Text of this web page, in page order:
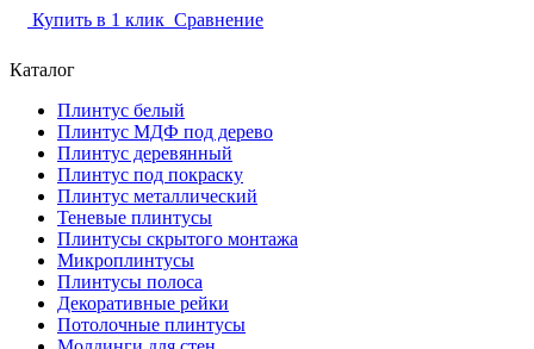
Купить в 1 клик Сравнение
Каталог
Плинтус белый
Плинтус МДФ под дерево
Плинтус деревянный
Плинтус под покраску
Плинтус металлический
Теневые плинтусы
Плинтусы скрытого монтажа
Микроплинтусы
Плинтусы полоса
Декоративные рейки
Потолочные плинтусы